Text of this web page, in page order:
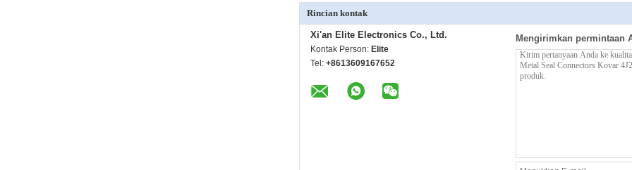
Rincian kontak
Xi'an Elite Electronics Co., Ltd.
Kontak Person: Elite
Tel: +8613609167652
Mengirimkan permintaan